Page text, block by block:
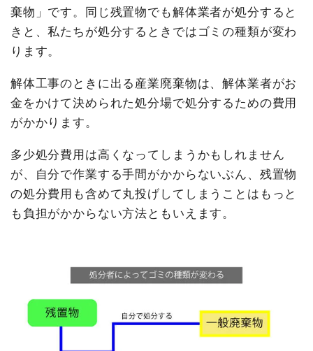
棄物」です。同じ残置物でも解体業者が処分すると
きと、私たちが処分するときではゴミの種類が変わ
ります。
解体工事のときに出る産業廃棄物は、解体業者がお
金をかけて決められた処分場で処分するための費用
がかかります。
多少処分費用は高くなってしまうかもしれません
が、自分で作業する手間がかからないぶん、残置物
の処分費用も含めて丸投げしてしまうことはもっと
も負担がかからない方法ともいえます。